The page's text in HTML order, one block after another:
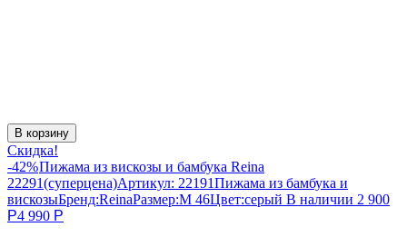
В корзину
Скидка!
-42%Пижама из вискозы и бамбука Reina
22291(суперцена)Артикул: 22191Пижама из бамбука и
вискозыБренд:ReinaРазмер:M 46Цвет:серый В наличии 2 900
Р4 990 Р